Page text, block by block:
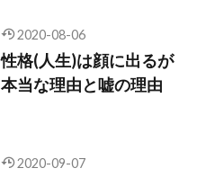
2020-08-06
性格(人生)は顔に出るが
本当な理由と嘘の理由
2020-09-07